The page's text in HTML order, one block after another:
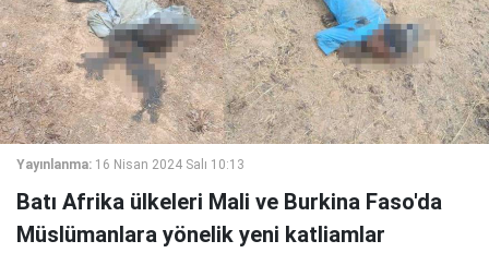
Yayınlanma: 16 Nisan 2024 Salı 10:13
Batı Afrika ülkeleri Mali ve Burkina Faso'da
Müslümanlara yönelik yeni katliamlar